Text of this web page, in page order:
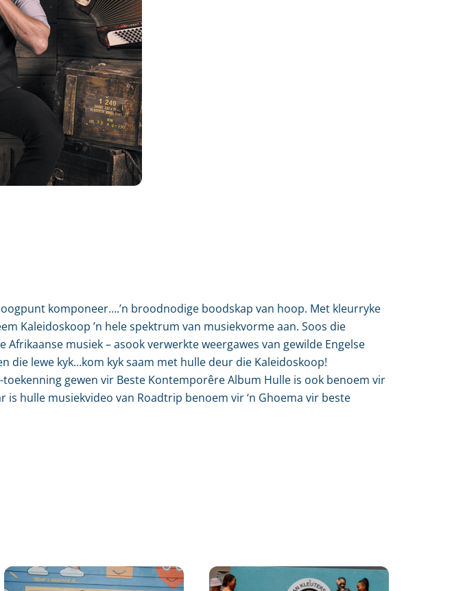
komponeer….’n broodnodige boodskap van hoop. Met kleurryke
Kaleidoskoop ’n hele spektrum van musiekvorme aan. Soos die
musiek – asook verwerkte weergawes van gewilde Engelse
die lewe kyk…kom kyk saam met hulle deur die Kaleidoskoop!
gewen vir Beste Kontemporêre Album Hulle is ook benoem vir
hulle musiekvideo van Roadtrip benoem vir ‘n Ghoema vir beste